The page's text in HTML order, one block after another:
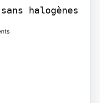
halogènes